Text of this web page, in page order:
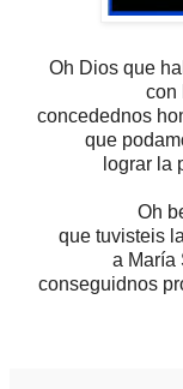
Oh Dios que
con
concedednos
que
lograr la
Oh
que tuvisteis
a María
conseguidnos